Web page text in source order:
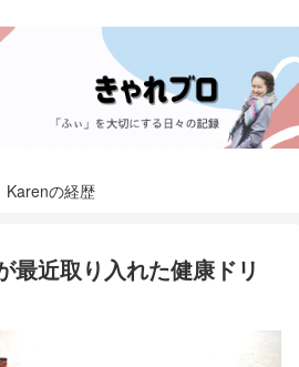
Karenの経歴
最近取り入れた健康ドリ